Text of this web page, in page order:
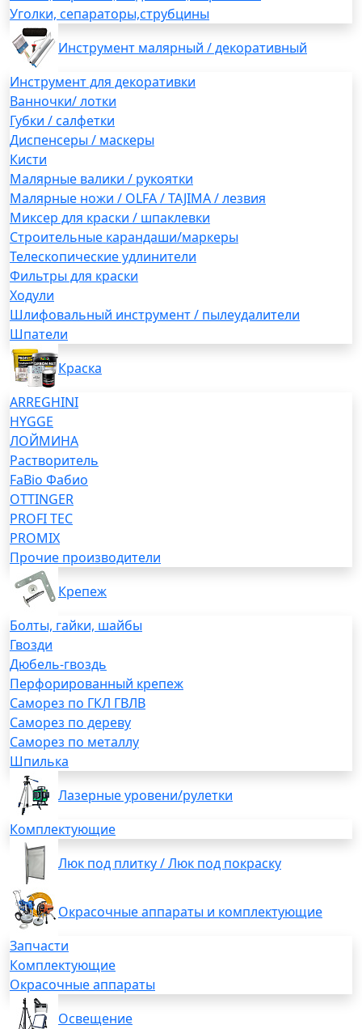
Уголки, сепараторы,струбцины
Инструмент малярный / декоративный
Инструмент для декоративки
Ванночки/ лотки
Губки / салфетки
Диспенсеры / маскеры
Кисти
Малярные валики / рукоятки
Малярные ножи / OLFA / TAJIMA / лезвия
Миксер для краски / шпаклевки
Строительные карандаши/маркеры
Телескопические удлинители
Фильтры для краски
Ходули
Шлифовальный инструмент / пылеудалители
Шпатели
Краска
ARREGHINI
HYGGE
ЛОЙМИНА
Растворитель
FaBio Фабио
OTTINGER
PROFI TEC
PROMIX
Прочие производители
Крепеж
Болты, гайки, шайбы
Гвозди
Дюбель-гвоздь
Перфорированный крепеж
Саморез по ГКЛ ГВЛВ
Саморез по дереву
Саморез по металлу
Шпилька
Лазерные уровени/рулетки
Комплектующие
Люк под плитку / Люк под покраску
Окрасочные аппараты и комплектующие
Запчасти
Комплектующие
Окрасочные аппараты
Освещение